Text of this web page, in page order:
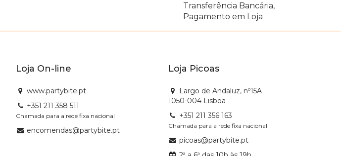
Transferência Bancária,
Pagamento em Loja
Loja On-line
www.partybite.pt
+351 211 358 511
Chamada para a rede fixa nacional
encomendas@partybite.pt
Loja Picoas
Largo de Andaluz, nº15A
1050-004 Lisboa
+351 211 356 163
Chamada para a rede fixa nacional
picoas@partybite.pt